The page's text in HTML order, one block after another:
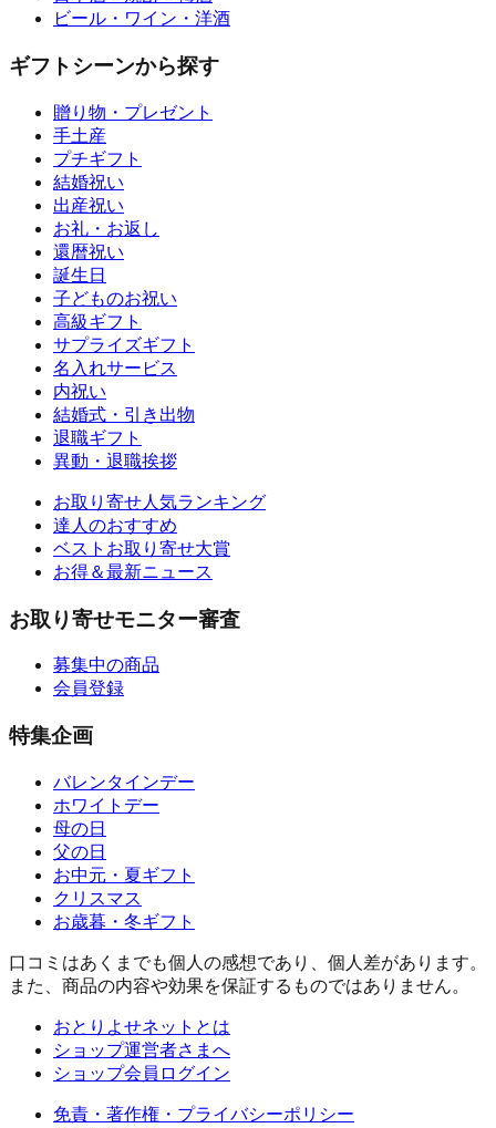
ビール・ワイン・洋酒
ギフトシーンから探す
贈り物・プレゼント
手土産
プチギフト
結婚祝い
出産祝い
お礼・お返し
還暦祝い
誕生日
子どものお祝い
高級ギフト
サプライズギフト
名入れサービス
内祝い
結婚式・引き出物
退職ギフト
異動・退職挨拶
お取り寄せ人気ランキング
達人のおすすめ
ベストお取り寄せ大賞
お得＆最新ニュース
お取り寄せモニター審査
募集中の商品
会員登録
特集企画
バレンタインデー
ホワイトデー
母の日
父の日
お中元・夏ギフト
クリスマス
お歳暮・冬ギフト
口コミはあくまでも個人の感想であり、個人差があります。
また、商品の内容や効果を保証するものではありません。
おとりよせネットとは
ショップ運営者さまへ
ショップ会員ログイン
免責・著作権・プライバシーポリシー